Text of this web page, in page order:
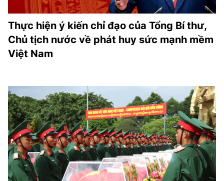
Thực hiện ý kiến chỉ đạo của Tổng Bí thư,
Chủ tịch nước về phát huy sức mạnh mềm
Việt Nam